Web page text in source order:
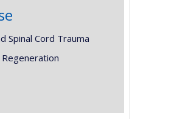
Spinal Cord Trauma